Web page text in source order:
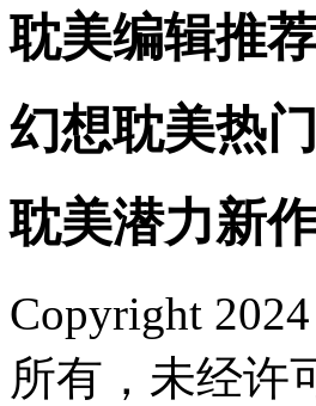
耽美编辑推
幻想耽美热
耽美潜力新
Copyright
所有，未经许